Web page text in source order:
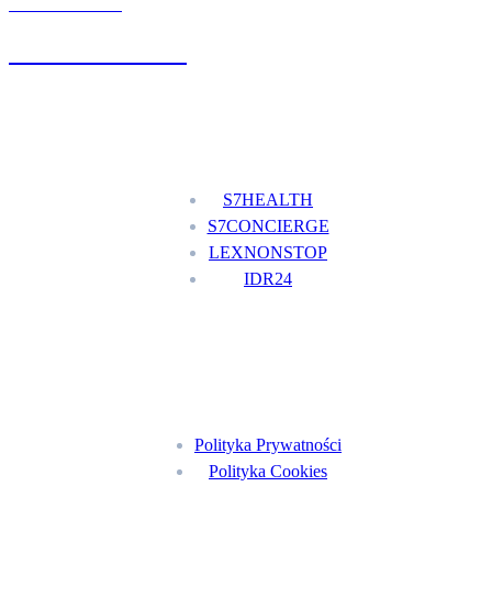
S7HEALTH
S7CONCIERGE
LEXNONSTOP
IDR24
Polityka Prywatności
Polityka Cookies